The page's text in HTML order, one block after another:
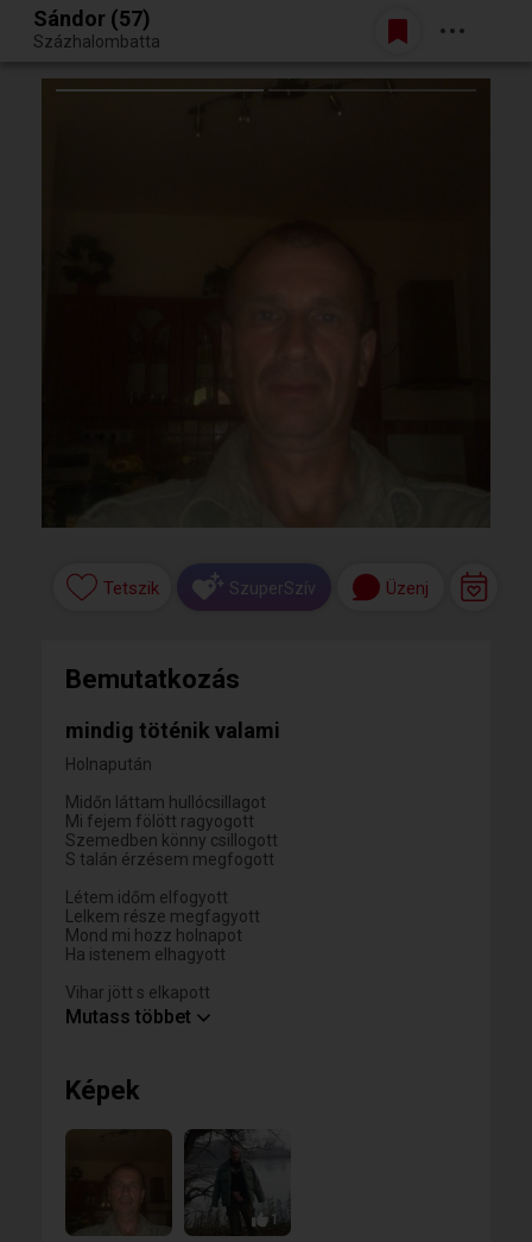
Egy jó randiból bármi lehet.
Belépés
Sándor (57)
Százhalombatta
Tetszik SzuperSzív Üzenj
Bemutatkozás
mindig töténik valami
Holnapután
Midőn láttam hullócsillagot
Mi fejem fölött ragyogott
Szemedben könny csillogott
S talán érzésem megfogott
Létem időm elfogyott
Lelkem része megfagyott
Mond mi hozz holnapot
Ha istenem elhagyott
Vihar jött s elkapott
Kezed közben elkapott
Mutass többet
Képek
1